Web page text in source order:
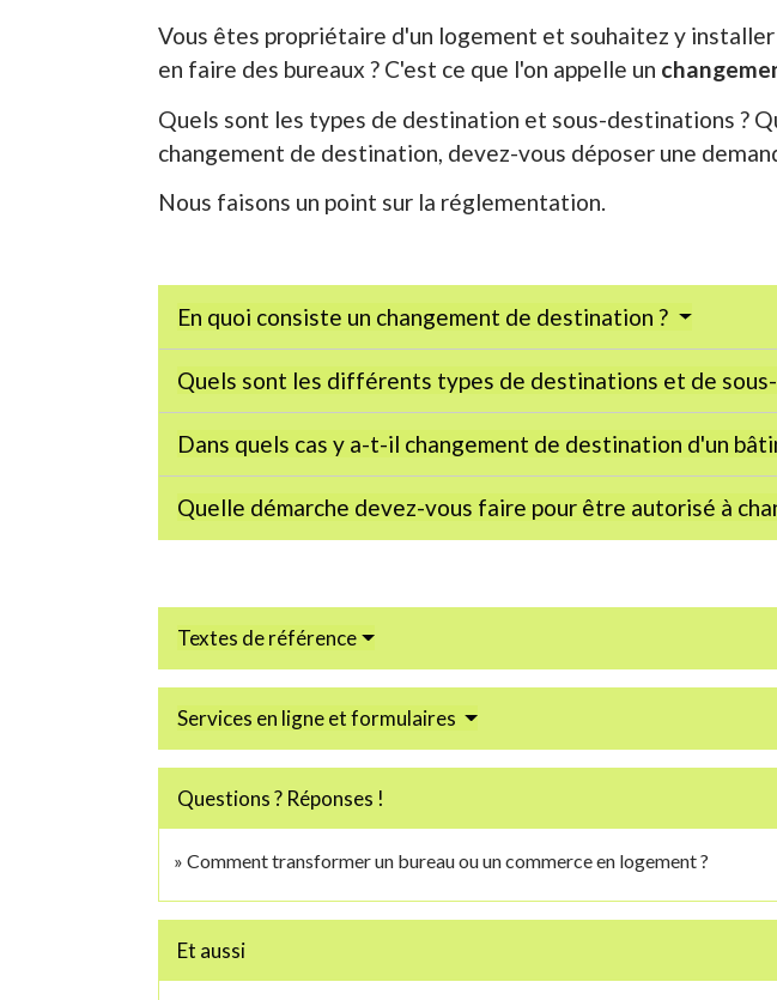
Vous êtes propriétaire d'un logement et souhaitez y
en faire des bureaux ? C'est ce que l'on appelle un
Quels sont les types de destination et sous-destinations ?
changement de destination, devez-vous déposer une
Nous faisons un point sur la réglementation.
En quoi consiste un changement de destination ?
Quels sont les différents types de destinations et de
Dans quels cas y a-t-il changement de destination d'un
Quelle démarche devez-vous faire pour être autorisé à
Textes de référence
Services en ligne et formulaires
Questions ? Réponses !
Comment transformer un bureau ou un commerce en logement ?
Et aussi